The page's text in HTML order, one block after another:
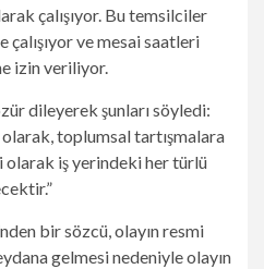
çalışıyor. Bu temsilciler
ve mesai saatleri
izin veriliyor.
dileyerek şunları söyledi:
olarak, toplumsal tartışmalara
olarak iş yerindeki her türlü
bir sözcü, olayın resmi
gelmesi nedeniyle olayın